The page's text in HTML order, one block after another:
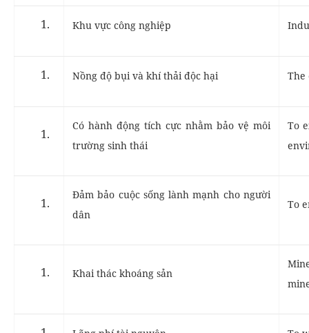
Khu vực công nghiệp
Nồng độ bụi và khí thải độc hại The
Có hành động tích cực nhằm bảo vệ môi
trường sinh thái
To
Đảm bảo cuộc sống lành mạnh cho người
dân
To
Khai thác khoáng sản